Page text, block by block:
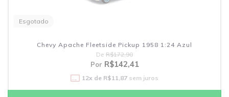
Esgotado
Chevy Apache Fleetside Pickup 1958 1:24 Azul
De R$172,90
Por R$142,41
12x de R$11,87 sem juros